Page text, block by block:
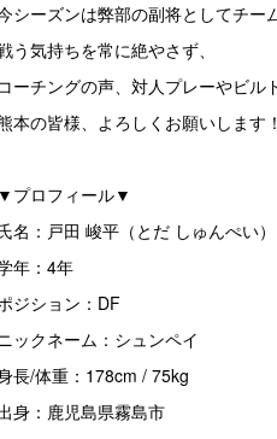
シーズンは弊部の副将としてチー
う気持ちを常に絶やさず、
コーチングの声、対人プレーやビル
本の皆様、よろしくお願いします！
▼プロフィール▼
名：戸田 峻平（とだ しゅんぺい）
年：4年
ジション：DF
ックネーム：シュンペイ
長/体重：178cm / 75kg
身：鹿児島県霧島市